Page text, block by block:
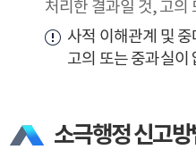
처리한 결과일 것, 고의
사적 이해관계 및
고의 또는 중과실이
소극행정 신고방